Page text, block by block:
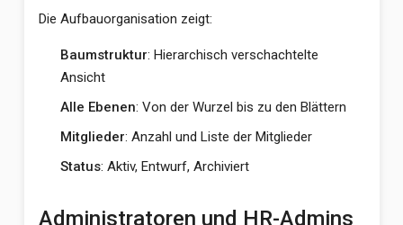
Die Aufbauorganisation zeigt:
Baumstruktur: Hierarchisch verschachtelte
Ansicht
Alle Ebenen: Von der Wurzel bis zu den Blättern
Mitglieder: Anzahl und Liste der Mitglieder
Status: Aktiv, Entwurf, Archiviert
Administratoren und HR-Admins